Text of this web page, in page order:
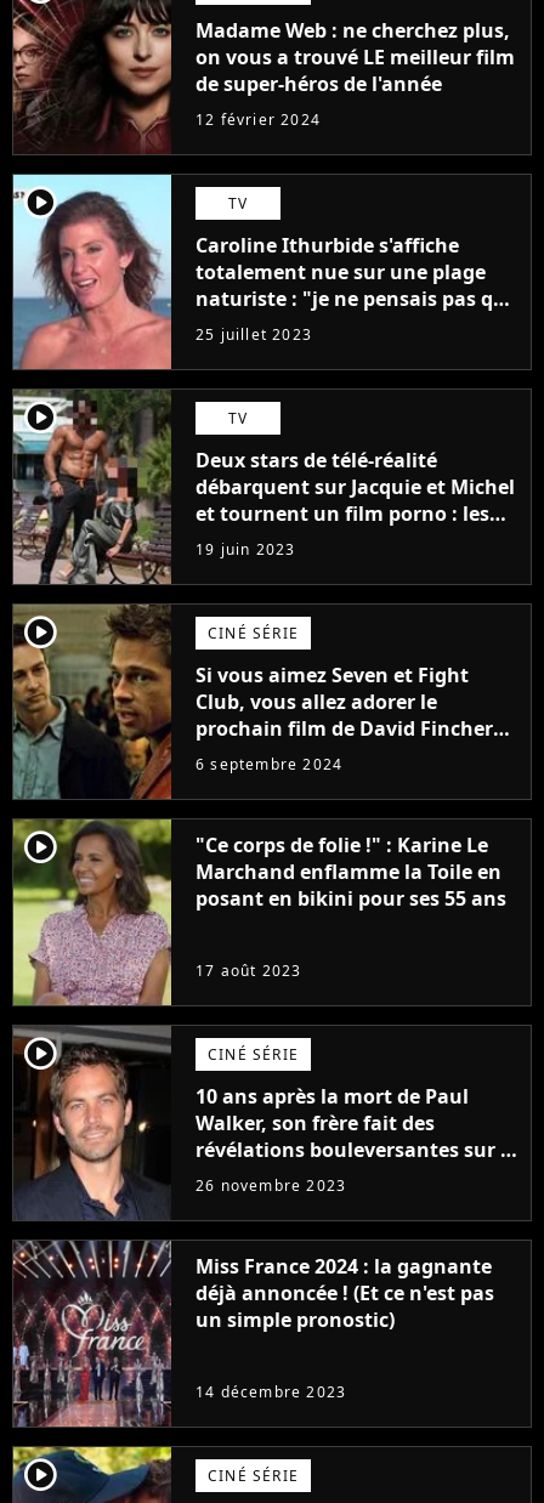
Madame Web : ne cherchez plus,
on vous a trouvé LE meilleur film
de super-héros de l'année
12 février 2024
player2 TV
Caroline Ithurbide s'affiche
totalement nue sur une plage
naturiste : "je ne pensais pas que
j'arriverais à le faire..."
25 juillet 2023
player2 TV
Deux stars de télé-réalité
débarquent sur Jacquie et Michel
et tournent un film porno : les
premières images du tournage
(exclu)
19 juin 2023
player2 CINÉ SÉRIE
Si vous aimez Seven et Fight
Club, vous allez adorer le
prochain film de David Fincher
avec lequel il se réinvente
complètement
6 septembre 2024
player2
"Ce corps de folie !" : Karine Le
Marchand enflamme la Toile en
posant en bikini pour ses 55 ans
17 août 2023
player2 CINÉ SÉRIE
10 ans après la mort de Paul
Walker, son frère fait des
révélations bouleversantes sur la
réaction des acteurs de Fast and
26 novembre 2023
Miss France 2024 : la gagnante
déjà annoncée ! (Et ce n'est pas
un simple pronostic)
14 décembre 2023
player2 CINÉ SÉRIE